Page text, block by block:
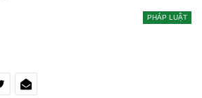
PHÁP LUẬT